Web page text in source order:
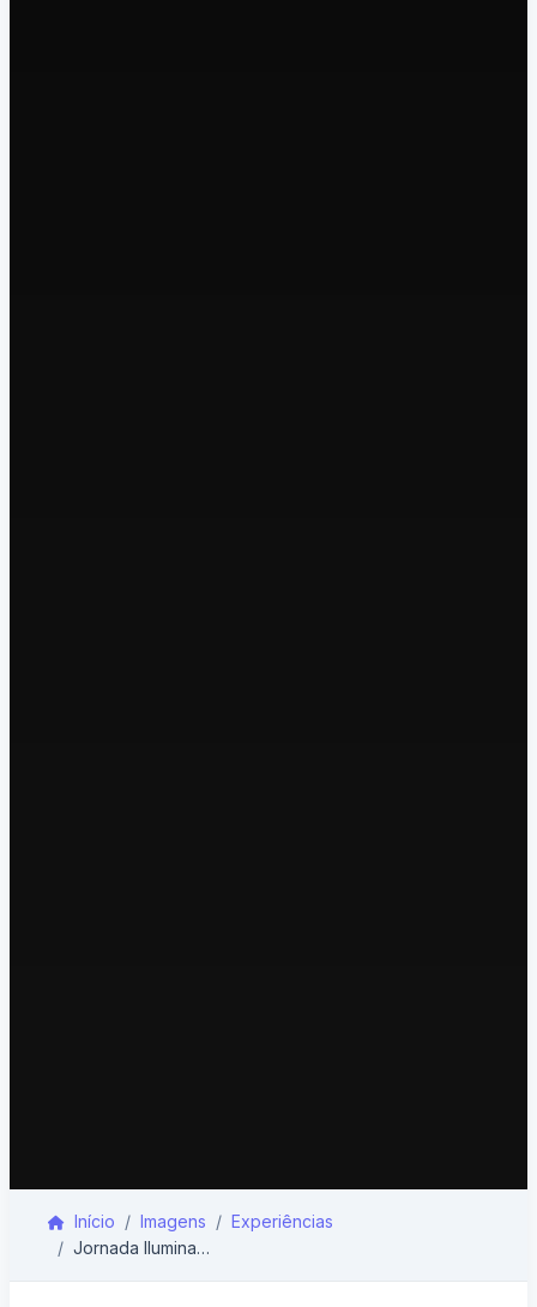
Início Imagens
Experiências
Jornada Iluminada: Florescer Divino.